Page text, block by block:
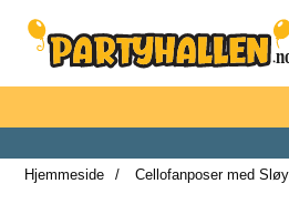
Startsiden for Partyhallen AB
Hjemmeside
Cellofanposer med